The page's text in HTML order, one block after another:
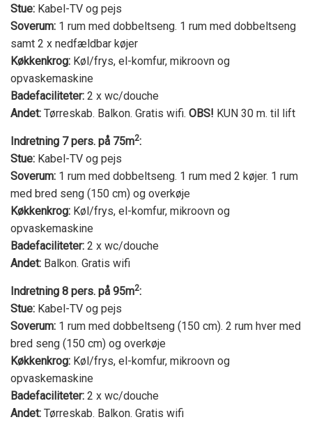
Stue: Kabel-TV og pejs
Soverum: 1 rum med dobbeltseng. 1 rum med dobbeltseng
samt 2 x nedfældbar køjer
Køkkenkrog: Køl/frys, el-komfur, mikroovn og
opvaskemaskine
Badefaciliteter: 2 x wc/douche
Andet: Tørreskab. Balkon. Gratis wifi. OBS! KUN 30 m. til lift
Indretning 7 pers. på 75m2:
Stue: Kabel-TV og pejs
Soverum: 1 rum med dobbeltseng. 1 rum med 2 køjer. 1 rum
med bred seng (150 cm) og overkøje
Køkkenkrog: Køl/frys, el-komfur, mikroovn og
opvaskemaskine
Badefaciliteter: 2 x wc/douche
Andet: Balkon. Gratis wifi
Indretning 8 pers. på 95m2:
Stue: Kabel-TV og pejs
Soverum: 1 rum med dobbeltseng (150 cm). 2 rum hver med
bred seng (150 cm) og overkøje
Køkkenkrog: Køl/frys, el-komfur, mikroovn og
opvaskemaskine
Badefaciliteter: 2 x wc/douche
Andet: Tørreskab. Balkon. Gratis wifi